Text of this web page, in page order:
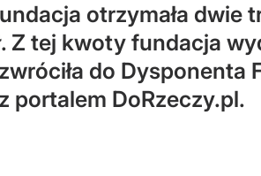
otrzymała dwie
Z tej kwoty fundacja
do Dysponenta
portalem DoRzeczy.pl.